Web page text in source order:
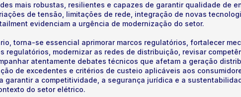
mais robustas, resilientes e capazes de garantir qualidade de
de tensão, limitações de rede, integração de novas
evidenciam a urgência de modernização do setor.
torna-se essencial aprimorar marcos regulatórios, fortalecer
regulatórios, modernizar as redes de distribuição, revisar
atentamente debates técnicos que afetam a geração
de excedentes e critérios de custeio aplicáveis aos
garantir a competitividade, a segurança jurídica e a
do setor elétrico.